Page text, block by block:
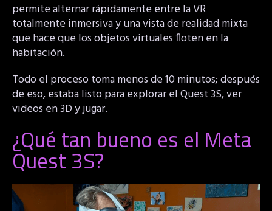
permite alternar rápidamente entre la VR
totalmente inmersiva y una vista de realidad mixta
que hace que los objetos virtuales floten en la
habitación.
Todo el proceso toma menos de 10 minutos; después
de eso, estaba listo para explorar el Quest 3S, ver
videos en 3D y jugar.
¿Qué tan bueno es el Meta
Quest 3S?